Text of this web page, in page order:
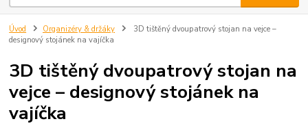
Úvod Organizéry & držáky
3D tištěný dvoupatrový stojan na vejce –
designový stojánek na vajíčka
3D tištěný dvoupatrový stojan na
vejce – designový stojánek na
vajíčka